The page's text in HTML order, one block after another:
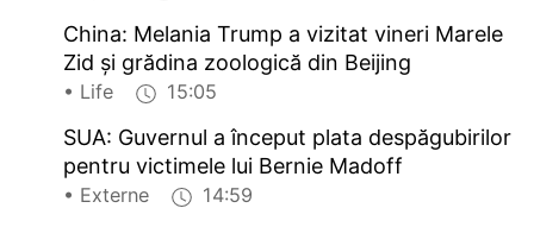
China: Melania Trump a vizitat vineri Marele
Zid și grădina zoologică din Beijing
• Life 15:05
SUA: Guvernul a început plata despăgubirilor
pentru victimele lui Bernie Madoff
• Externe 14:59